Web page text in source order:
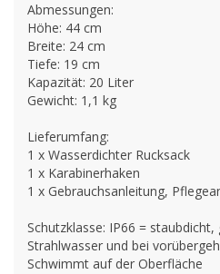
Abmessungen:
Höhe: 44 cm
Breite: 24 cm
Tiefe: 19 cm
Kapazität: 20 Liter
Gewicht: 1,1 kg
Lieferumfang:
1 x Wasserdichter Rucksack
1 x Karabinerhaken
1 x Gebrauchsanleitung,
Schutzklasse: IP66 =
Strahlwasser und bei
Schwimmt auf der Oberfläche